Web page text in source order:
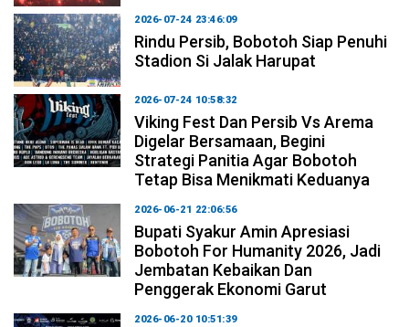
2026-07-24 23:46:09
Rindu Persib, Bobotoh Siap Penuhi
Stadion Si Jalak Harupat
2026-07-24 10:58:32
Viking Fest Dan Persib Vs Arema
Digelar Bersamaan, Begini
Strategi Panitia Agar Bobotoh
Tetap Bisa Menikmati Keduanya
2026-06-21 22:06:56
Bupati Syakur Amin Apresiasi
Bobotoh For Humanity 2026, Jadi
Jembatan Kebaikan Dan
Penggerak Ekonomi Garut
2026-06-20 10:51:39